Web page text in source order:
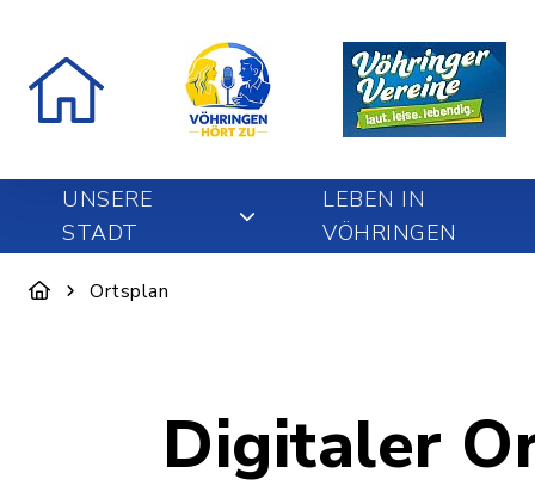
UNSERE
STADT
LEBEN IN
VÖHRINGEN
Ortsplan
Digitaler